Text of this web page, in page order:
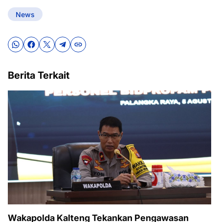
News
Berita Terkait
Wakapolda Kalteng Tekankan Pengawasan